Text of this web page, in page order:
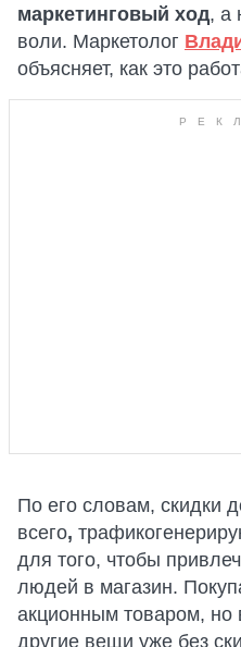
маркетинговый ход, а
воли. Маркетолог
объясняет, как это
По его словам, скидки
всего,
для того, чтобы
людей в магазин.
акционным товаром, но
другие вещи уже без